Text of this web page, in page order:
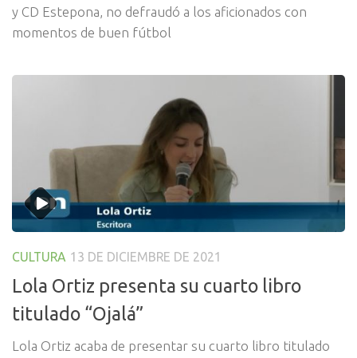
y CD Estepona, no defraudó a los aficionados con
momentos de buen fútbol
CULTURA 13 DE DICIEMBRE DE 2021
Lola Ortiz presenta su cuarto libro
titulado “Ojalá”
Lola Ortiz acaba de presentar su cuarto libro titulado